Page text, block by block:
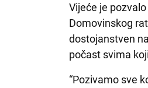
Vijeće je
Domovinskog
dostojanstven
počast svima
“Pozivamo sve